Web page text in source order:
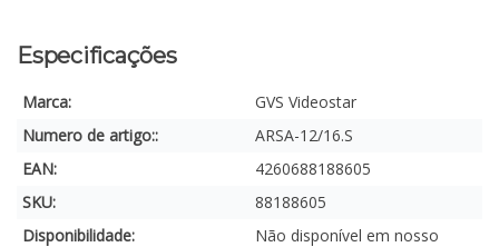
Especificações
Marca:
GVS Videostar
Numero de artigo::
ARSA-12/16.S
EAN:
4260688188605
SKU:
88188605
Disponibilidade:
Não disponível em nosso